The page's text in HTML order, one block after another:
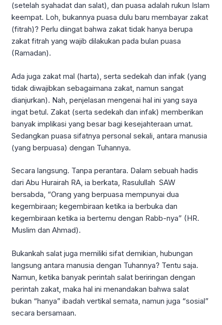
(setelah syahadat dan salat), dan puasa adalah rukun Islam
keempat. Loh, bukannya puasa dulu baru membayar zakat
(fitrah)? Perlu diingat bahwa zakat tidak hanya berupa
zakat fitrah yang wajib dilakukan pada bulan puasa
(Ramadan).
Ada juga zakat mal (harta), serta sedekah dan infak (yang
tidak diwajibkan sebagaimana zakat, namun sangat
dianjurkan). Nah, penjelasan mengenai hal ini yang saya
ingat betul. Zakat (serta sedekah dan infak) memberikan
banyak implikasi yang besar bagi kesejahteraan umat.
Sedangkan puasa sifatnya personal sekali, antara manusia
(yang berpuasa) dengan Tuhannya.
Secara langsung. Tanpa perantara. Dalam sebuah hadis
dari Abu Hurairah RA, ia berkata, Rasulullah SAW
bersabda, “Orang yang berpuasa mempunyai dua
kegembiraan; kegembiraan ketika ia berbuka dan
kegembiraan ketika ia bertemu dengan Rabb-nya” (HR.
Muslim dan Ahmad).
Bukankah salat juga memiliki sifat demikian, hubungan
langsung antara manusia dengan Tuhannya? Tentu saja.
Namun, ketika banyak perintah salat beriringan dengan
perintah zakat, maka hal ini menandakan bahwa salat
bukan “hanya” ibadah vertikal semata, namun juga “sosial”
secara bersamaan.